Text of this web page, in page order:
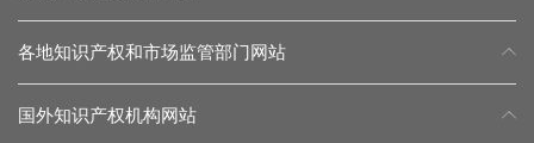
各地知识产权和市场监管部门网站
国外知识产权机构网站